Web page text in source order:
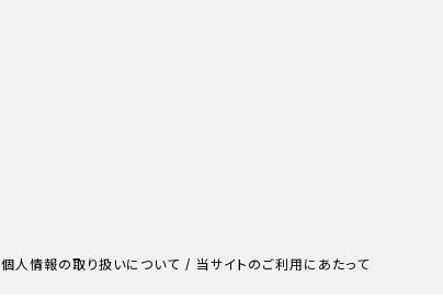
個人情報の取り扱いについて 当サイトのご利用にあたって